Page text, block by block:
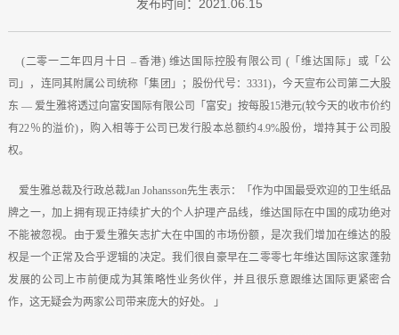
发布时间：2021.06.15
(二零一二年四月十日 – 香港) 维达国际控股有限公司 (「维达国际」或「公
司」，连同其附属公司统称「集团」；股份代号：3331)，今天宣布公司第二大股
东 — 爱生雅将透过向富安国际有限公司「富安」按每股15港元(较今天的收市价约
有22％的溢价)，购入相等于公司已发行股本总额约4.9%股份，增持其于公司股
权。
爱生雅总裁及行政总裁Jan Johansson先生表示：「作为中国最受欢迎的卫生纸品
牌之一，加上拥有现正持续扩大的个人护理产品线，维达国际在中国的成功绝对
不能被忽视。由于爱生雅矢志扩大在中国的市场份额，是次我们增加在维达的股
权是一个正常及合乎逻辑的决定。我们很自豪早在二零零七年维达国际这家蓬勃
发展的公司上市前便成为其策略性业务伙伴，并且很乐意跟维达国际更紧密合
作，这无疑会为两家公司带来庞大的好处。 」